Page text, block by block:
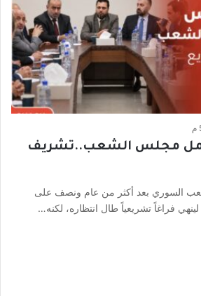
مجلس الشعب..تشريف
السوري بعد أكثر من عام ونصف على
لينهي فراغاً تشريعياً طال انتظاره، لكنه…